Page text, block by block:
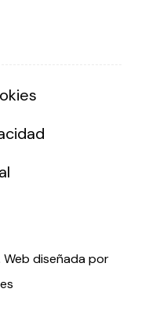
diseñada por